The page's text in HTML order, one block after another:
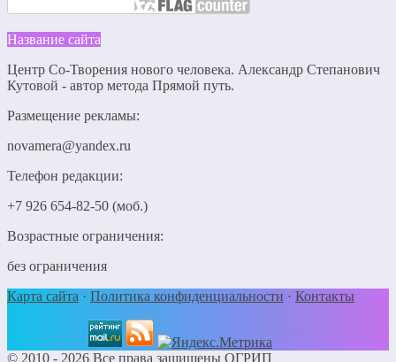
Название сайта
Центр Со-Творения нового человека. Александр Степанович
Кутовой - автор метода Прямой путь.
Размещение рекламы:
novamera@yandex.ru
Телефон редакции:
+7 926 654-82-50 (моб.)
Возрастные ограничения:
без ограничения
Карта сайта · Политика конфиденциальности · Контакты
© 2010 - 2026 Все права защищены ОГРИП